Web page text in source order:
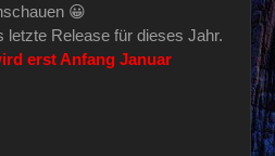
😀
letzte Release für dieses Jahr.
erst Anfang Januar